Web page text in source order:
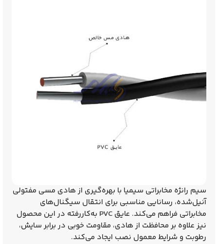
سیم رانژه مخابراتی سیمیا با بهره‌گیری از هادی مسی مفتولی
آنیل‌شده، رسانایی مناسبی برای انتقال سیگنال‌های
مخابراتی فراهم می‌کند. عایق PVC به‌کاررفته در این محصول
نیز علاوه بر محافظت از هادی، مقاومت خوبی در برابر سایش،
رطوبت و شرایط معمول نصب ایجاد می‌کند.